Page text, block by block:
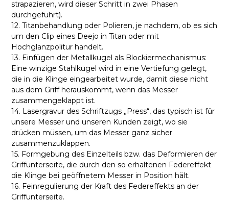
strapazieren, wird dieser Schritt in zwei Phasen
durchgeführt).
12. Titanbehandlung oder Polieren, je nachdem, ob es sich
um den Clip eines Deejo in Titan oder mit
Hochglanzpolitur handelt.
13. Einfügen der Metallkugel als Blockiermechanismus:
Eine winzige Stahlkugel wird in eine Vertiefung gelegt,
die in die Klinge eingearbeitet wurde, damit diese nicht
aus dem Griff herauskommt, wenn das Messer
zusammengeklappt ist.
14. Lasergravur des Schriftzugs „Press“, das typisch ist für
unsere Messer und unseren Kunden zeigt, wo sie
drücken müssen, um das Messer ganz sicher
zusammenzuklappen.
15. Formgebung des Einzelteils bzw. das Deformieren der
Griffunterseite, die durch den so erhaltenen Federeffekt
die Klinge bei geöffnetem Messer in Position hält.
16. Feinregulierung der Kraft des Federeffekts an der
Griffunterseite.